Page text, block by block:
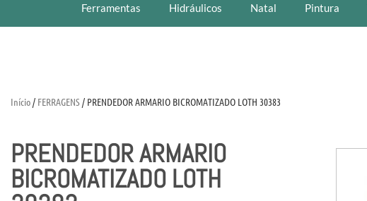
Ferramentas
Hidráulicos Natal Pintura
Início/ FERRAGENS/ PRENDEDOR ARMARIO BICROMATIZADO LOTH 30383
PRENDEDOR ARMARIO
BICROMATIZADO LOTH